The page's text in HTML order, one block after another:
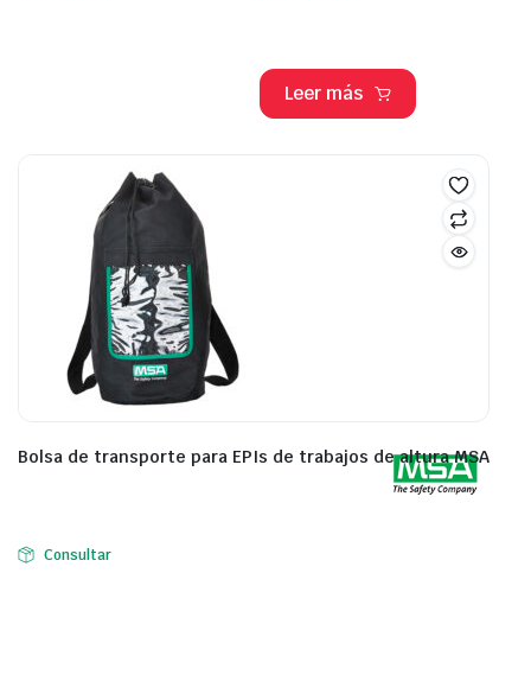
Leer más
Bolsa de transporte para EPIs de trabajos de altura MSA
Consultar